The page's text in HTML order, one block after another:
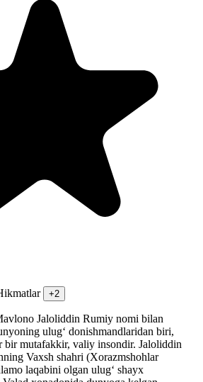
+2
Jaloliddin Rumiy nomi bilan
ulugʻ donishmandlaridan biri,
bir mutafakkir, valiy insondir. Jaloliddin
Vaxsh shahri (Xorazmshohlar
laqabini olgan ulugʻ shayx